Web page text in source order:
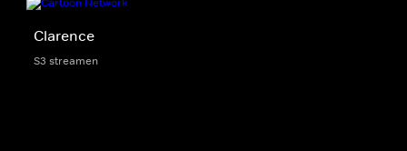
Clarence
S3 streamen